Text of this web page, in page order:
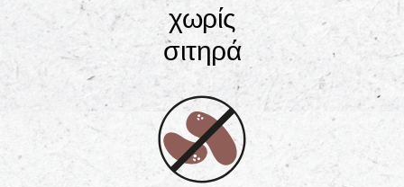
χωρίς
σιτηρά